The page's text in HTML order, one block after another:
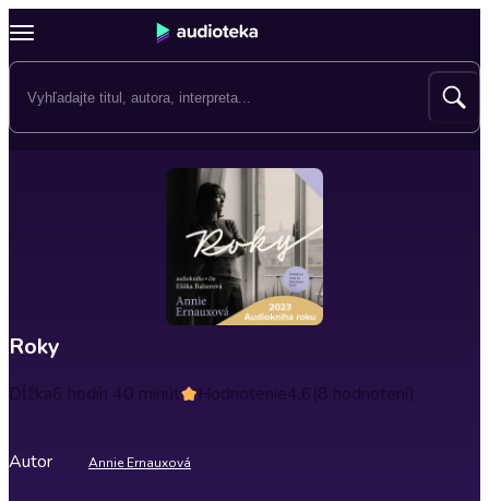
Roky
Dĺžka6 hodín 40 minút Hodnotenie4.6(8 hodnotení)
Autor Annie Ernauxová